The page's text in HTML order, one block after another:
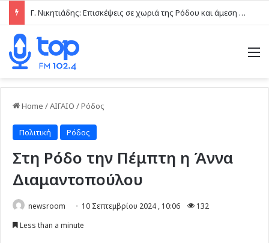
Γ. Νικητιάδης: Επισκέψεις σε χωριά της Ρόδου και άμεση επαφή με τις τοπικές κοινωνίες το τελευταίο δεκαήμερο
Home /ΑΙΓΑΙΟ /Ρόδος
Πολιτική Ρόδος
Στη Ρόδο την Πέμπτη η Άννα
Διαμαντοπούλου
newsroom 10 Σεπτεμβρίου 2024 , 10:06
132
Less than a minute